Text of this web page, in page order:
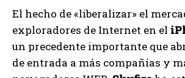
El hecho de «liberalizar» el
exploradores de Internet en el
un precedente importante que
de entrada a más compañías y